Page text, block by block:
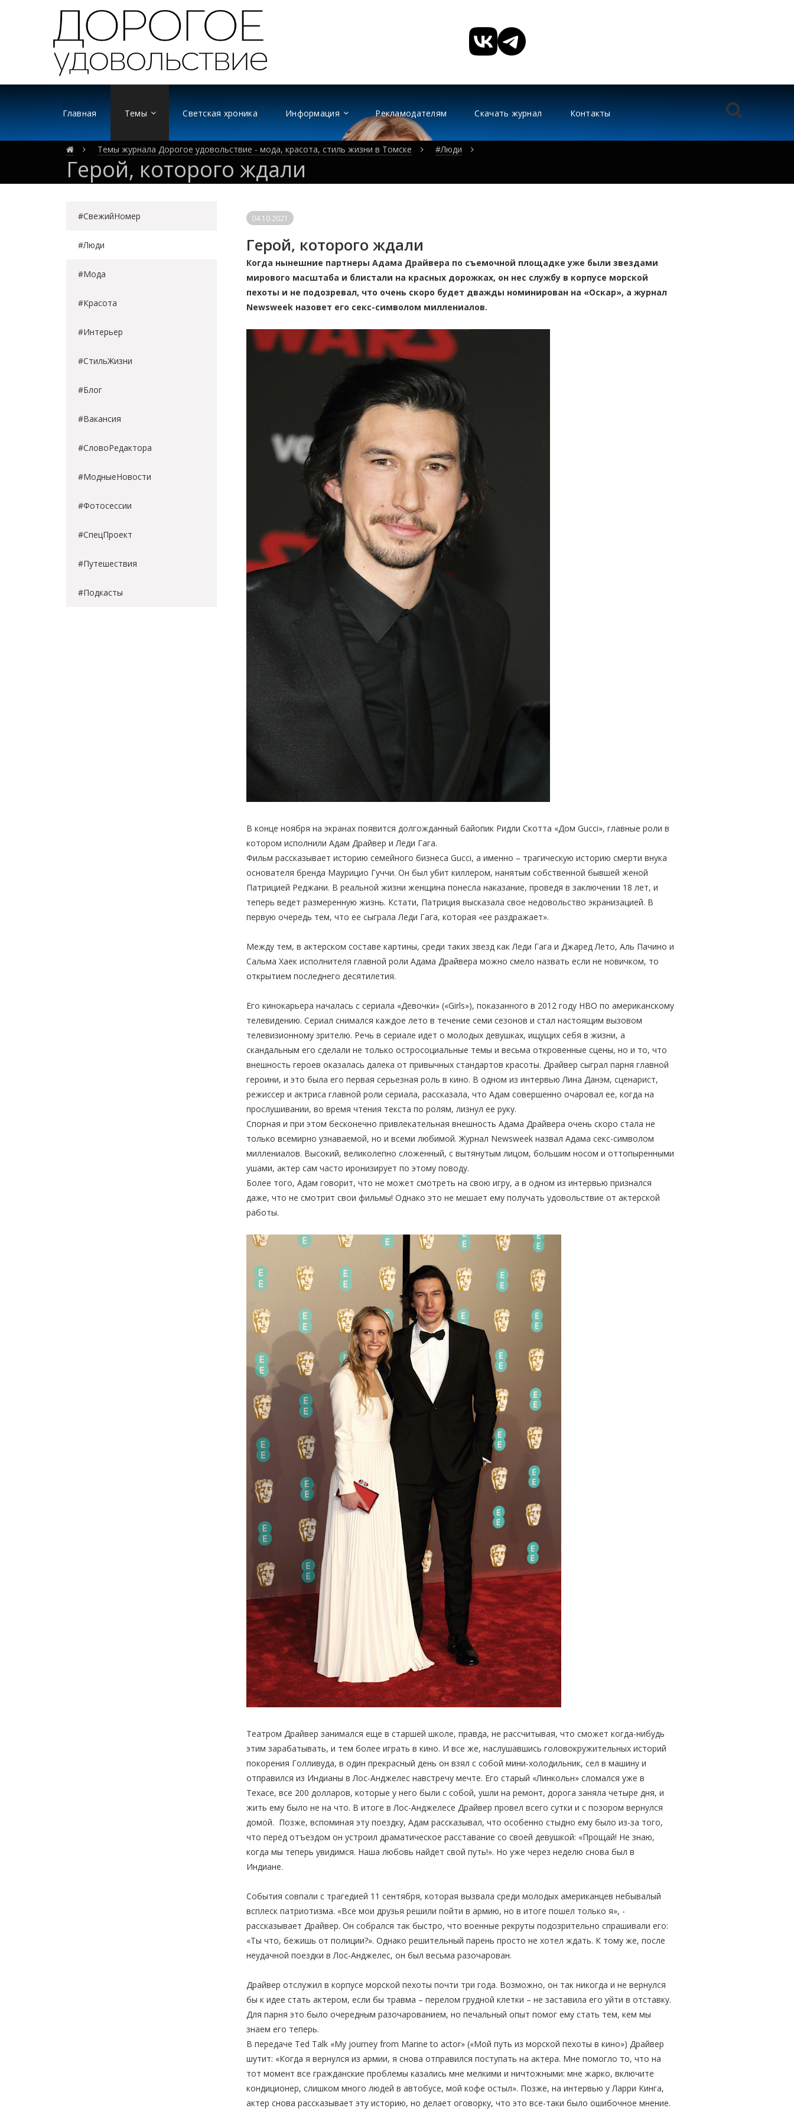
Главная Темы Светская хроника Информация Рекламодателям Скачать журнал Контакты
Темы журнала Дорогое удовольствие - мода, красота, стиль жизни в Томске #Люди
Герой, которого ждали
#СвежийНомер
#Люди
#Мода
#Красота
#Интерьер
#СтильЖизни
#Блог
#Вакансия
#СловоРедактора
#МодныеНовости
#Фотосессии
#СпецПроект
#Путешествия
#Подкасты
04.10.2021
Герой, которого ждали
Когда нынешние партнеры Адама Драйвера по съемочной площадке уже были звездами
мирового масштаба и блистали на красных дорожках, он нес службу в корпусе морской
пехоты и не подозревал, что очень скоро будет дважды номинирован на «Оскар», а журнал
Newsweek назовет его секс-символом миллениалов.
В конце ноября на экранах появится долгожданный байопик Ридли Скотта «Дом Gucci», главные роли в
котором исполнили Адам Драйвер и Леди Гага.
Фильм рассказывает историю семейного бизнеса Gucci, а именно – трагическую историю смерти внука
основателя бренда Маурицио Гуччи. Он был убит киллером, нанятым собственной бывшей женой
Патрицией Реджани. В реальной жизни женщина понесла наказание, проведя в заключении 18 лет, и
теперь ведет размеренную жизнь. Кстати, Патриция высказала свое недовольство экранизацией. В
первую очередь тем, что ее сыграла Леди Гага, которая «ее раздражает».
Между тем, в актерском составе картины, среди таких звезд как Леди Гага и Джаред Лето, Аль Пачино и
Сальма Хаек исполнителя главной роли Адама Драйвера можно смело назвать если не новичком, то
открытием последнего десятилетия.
Его кинокарьера началась с сериала «Девочки» («Girls»), показанного в 2012 году HBO по американскому
телевидению. Сериал снимался каждое лето в течение семи сезонов и стал настоящим вызовом
телевизионному зрителю. Речь в сериале идет о молодых девушках, ищущих себя в жизни, а
скандальным его сделали не только остросоциальные темы и весьма откровенные сцены, но и то, что
внешность героев оказалась далека от привычных стандартов красоты. Драйвер сыграл парня главной
героини, и это была его первая серьезная роль в кино. В одном из интервью Лина Данэм, сценарист,
режиссер и актриса главной роли сериала, рассказала, что Адам совершенно очаровал ее, когда на
прослушивании, во время чтения текста по ролям, лизнул ее руку.
Спорная и при этом бесконечно привлекательная внешность Адама Драйвера очень скоро стала не
только всемирно узнаваемой, но и всеми любимой. Журнал Newsweek назвал Адама секс-символом
миллениалов. Высокий, великолепно сложенный, с вытянутым лицом, большим носом и оттопыренными
ушами, актер сам часто иронизирует по этому поводу.
Более того, Адам говорит, что не может смотреть на свою игру, а в одном из интервью признался
даже, что не смотрит свои фильмы! Однако это не мешает ему получать удовольствие от актерской
работы.
Театром Драйвер занимался еще в старшей школе, правда, не рассчитывая, что сможет когда-нибудь
этим зарабатывать, и тем более играть в кино. И все же, наслушавшись головокружительных историй
покорения Голливуда, в один прекрасный день он взял с собой мини-холодильник, сел в машину и
отправился из Индианы в Лос-Анджелес навстречу мечте. Его старый «Линкольн» сломался уже в
Техасе, все 200 долларов, которые у него были с собой, ушли на ремонт, дорога заняла четыре дня, и
жить ему было не на что. В итоге в Лос-Анджелесе Драйвер провел всего сутки и с позором вернулся
домой. Позже, вспоминая эту поездку, Адам рассказывал, что особенно стыдно ему было из-за того,
что перед отъездом он устроил драматическое расставание со своей девушкой: «Прощай! Не знаю,
когда мы теперь увидимся. Наша любовь найдет свой путь!». Но уже через неделю снова был в
Индиане.
События совпали с трагедией 11 сентября, которая вызвала среди молодых американцев небывалый
всплеск патриотизма. «Все мои друзья решили пойти в армию, но в итоге пошел только я», -
рассказывает Драйвер. Он собрался так быстро, что военные рекруты подозрительно спрашивали его:
«Ты что, бежишь от полиции?». Однако решительный парень просто не хотел ждать. К тому же, после
неудачной поездки в Лос-Анджелес, он был весьма разочарован.
Драйвер отслужил в корпусе морской пехоты почти три года. Возможно, он так никогда и не вернулся
бы к идее стать актером, если бы травма – перелом грудной клетки – не заставила его уйти в отставку.
Для парня это было очередным разочарованием, но печальный опыт помог ему стать тем, кем мы
знаем его теперь.
В передаче Ted Talk «My journey from Marine to actor» («Мой путь из морской пехоты в кино») Драйвер
шутит: «Когда я вернулся из армии, я снова отправился поступать на актера. Мне помогло то, что на
тот момент все гражданские проблемы казались мне мелкими и ничтожными: мне жарко, включите
кондиционер, слишком много людей в автобусе, мой кофе остыл». Позже, на интервью у Ларри Кинга,
актер снова рассказывает эту историю, но делает оговорку, что это все-таки было ошибочное мнение.